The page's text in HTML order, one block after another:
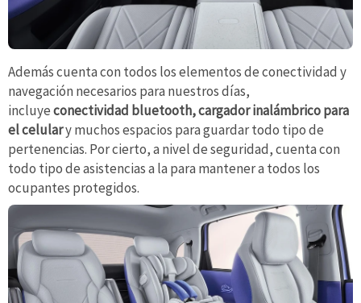
Además cuenta con todos los elementos de conectividad y
navegación necesarios para nuestros días,
incluyeconectividad bluetooth, cargador inalámbrico para
el celulary muchos espacios para guardar todo tipo de
pertenencias. Por cierto, a nivel de seguridad, cuenta con
todo tipo de asistencias a la para mantener a todos los
ocupantes protegidos.